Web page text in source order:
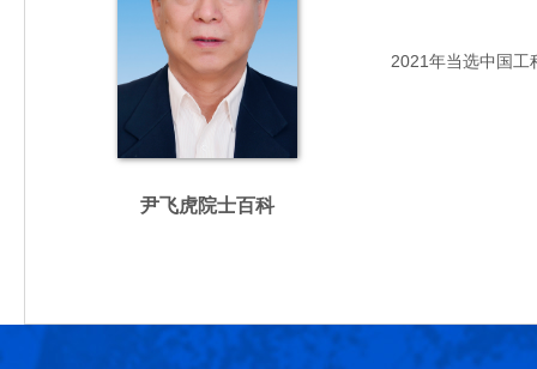
尹飞虎院士百科
2021年当选中国工